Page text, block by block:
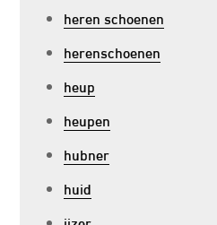
heren schoenen
herenschoenen
heup
heupen
hubner
huid